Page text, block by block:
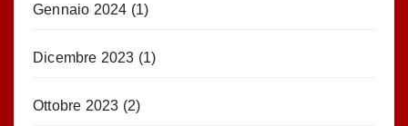
Gennaio 2024 (1)
Dicembre 2023 (1)
Ottobre 2023 (2)